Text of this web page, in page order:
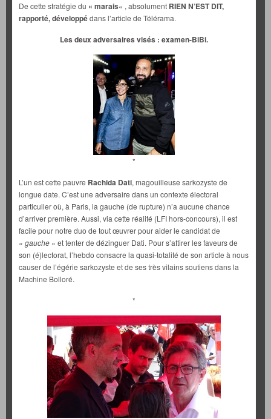
De cette stratégie du « marais« , absolument RIEN N’EST DIT,
rapporté, développédans l’article de Télérama.
Les deux adversaires visés : examen-BiBi.
*
L’un est cette pauvre Rachida Dati, magouilleuse sarkozyste de
longue date. C’est une adversaire dans un contexte électoral
particulier où, à Paris, la gauche (de rupture) n’a aucune chance
d’arriver première. Aussi, via cette réalité (LFI hors-concours), il est
facile pour notre duo de tout œuvrer pour aider le candidat de
« gauche » et tenter de dézinguer Dati. Pour s’attirer les faveurs de
son (é)lectorat, l’hebdo consacre la quasi-totalité de son article à nous
causer de l’égérie sarkozyste et de ses très vilains soutiens dans la
Machine Bolloré.
*